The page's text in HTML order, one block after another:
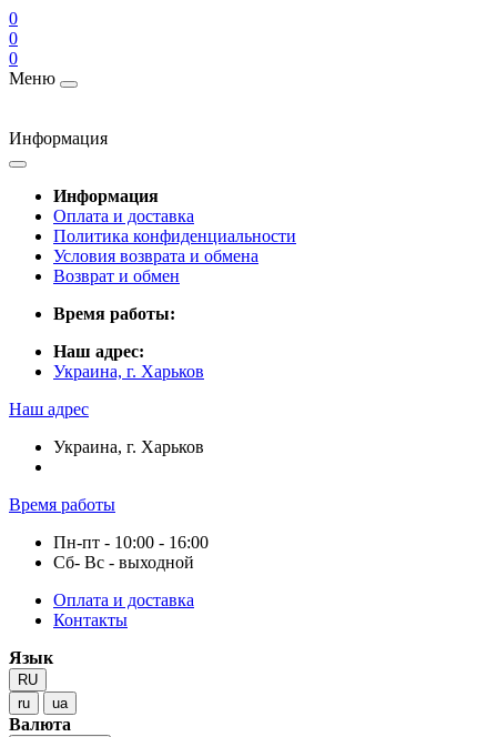
0
0
0
Меню
Информация
Информация
Оплата и доставка
Политика конфиденциальности
Условия возврата и обмена
Возврат и обмен
Время работы:
Наш адрес:
Украина, г. Харьков
Наш адрес
Украина, г. Харьков
Время работы
Пн-пт - 10:00 - 16:00
Сб- Вс - выходной
Оплата и доставка
Контакты
Язык
RU
ru
ua
Валюта